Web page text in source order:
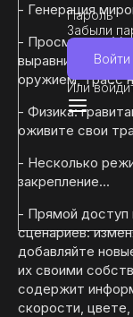
Пароль
Забыли
Войти
Или
- Генерация
- Просмотр и
выравнивание
оружием, трасс
- Физика:
оживите свои
- Несколько
закрепление...
- Прямой
сценариев:
добавляйте
их своими
содержит
скорости,